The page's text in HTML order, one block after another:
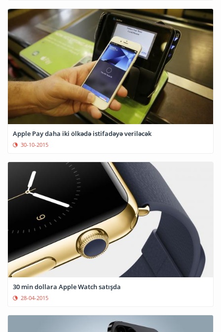
Apple Pay daha iki ölkədə istifadəyə veriləcək
30-10-2015
30 min dollara Apple Watch satışda
28-04-2015